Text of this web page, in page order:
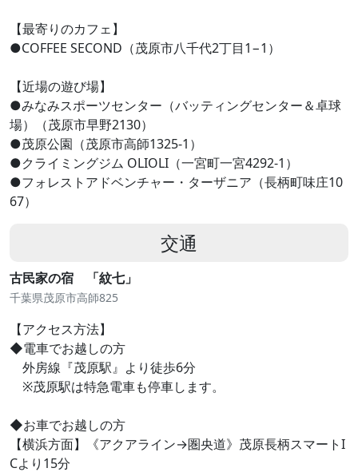
【最寄りのカフェ】
●COFFEE SECOND（茂原市八千代2丁目1−1）
【近場の遊び場】
●みなみスポーツセンター（バッティングセンター＆卓球
場）（茂原市早野2130）
●茂原公園（茂原市高師1325-1）
●クライミングジム OLIOLI（一宮町一宮4292-1）
●フォレストアドベンチャー・ターザニア（長柄町味庄10
67）
交通
古民家の宿 「紋七」
千葉県茂原市高師825
【アクセス方法】
◆電車でお越しの方
外房線『茂原駅』より徒歩6分
※茂原駅は特急電車も停車します。
◆お車でお越しの方
【横浜方面】《アクアライン→圏央道》茂原長柄スマートI
Cより15分